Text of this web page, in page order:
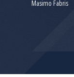
Masimo Fabris